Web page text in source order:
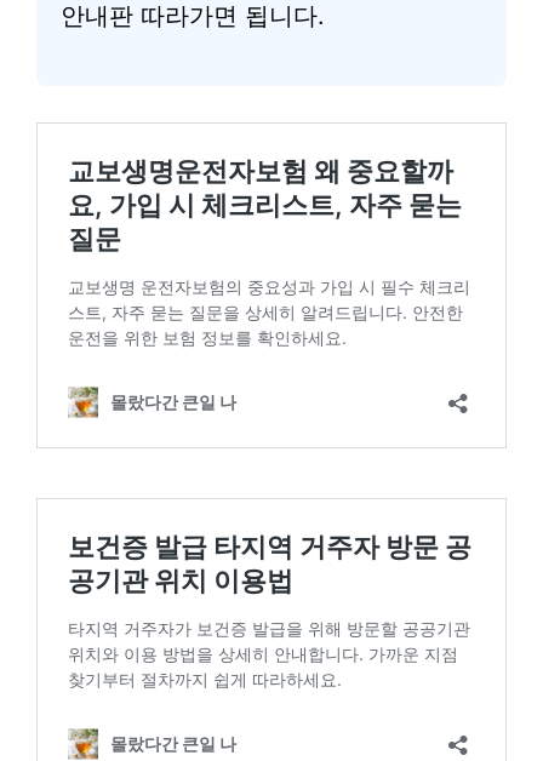
안내판 따라가면 됩니다.